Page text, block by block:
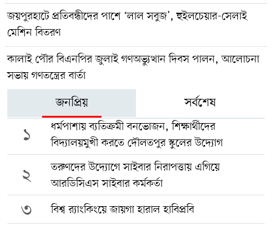
জয়পুরহাটে প্রতিবন্ধীদের পাশে ‘লাল সবুজ’, হুইলচেয়ার-সেলাই
মেশিন বিতরণ
কালাই পৌর বিএনপির জুলাই গণঅভ্যুত্থান দিবস পালন, আলোচনা
সভায় গণতন্ত্রের বার্তা
জনপ্রিয় সর্বশেষ
১
ধর্মপাশায় ব্যতিক্রমী বনভোজন, শিক্ষার্থীদের
বিদ্যালয়মুখী করতে দৌলতপুর স্কুলের উদ্যোগ
২
তরুণদের উদ্যোগে সাইবার নিরাপত্তায় এগিয়ে
আরডিসিএস সাইবার কর্মকর্তা
৩ বিশ্ব র‍্যাংকিংয়ে জায়গা হারাল হাবিপ্রবি